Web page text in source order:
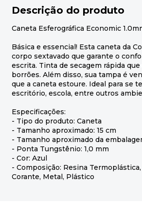
Descrição do produto
Caneta Esferográfica Economic
Básica e essencial! Esta caneta da
corpo sextavado que garante o
escrita. Tinta de secagem rápida
borrões. Além disso, sua tampa é
que a caneta estoure. Ideal para se
escritório, escola, entre outros
Especificações:
- Tipo do produto: Caneta
- Tamanho aproximado: 15 cm
- Tamanho aproximado da
- Ponta Tungstênio: 1,0 mm
- Cor: Azul
- Composição: Resina
Corante, Metal, Plástico